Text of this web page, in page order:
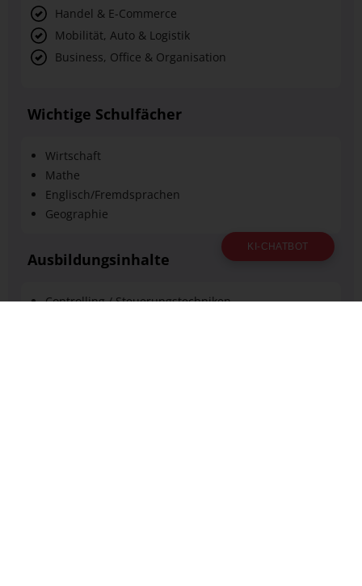
Handel & E-Commerce
Mobilität, Auto & Logistik
Business, Office & Organisation
Wichtige Schulfächer
Wirtschaft
Mathe
Englisch/Fremdsprachen
Geographie
Ausbildungsinhalte
Controlling / Steuerungstechniken
KI-CHATBOT